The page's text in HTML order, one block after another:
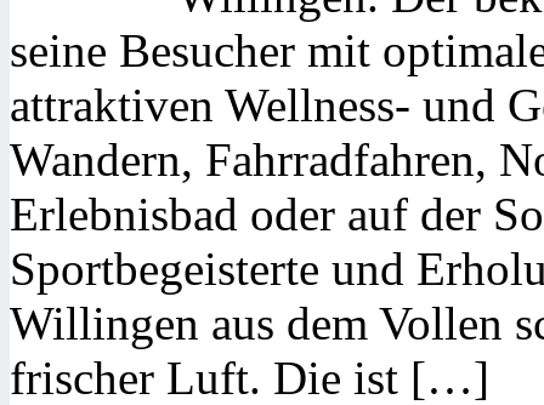
seine Besucher mit
attraktiven Wellness- und
Wandern, Fahrradfahren,
Erlebnisbad oder auf der
Sportbegeisterte und
Willingen aus dem Vollen
frischer Luft. Die ist […]